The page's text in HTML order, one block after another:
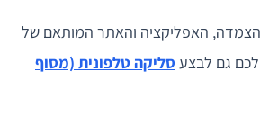
האפליקציה והאתר המותאם של
גם לבצע סליקה טלפונית (מסוף